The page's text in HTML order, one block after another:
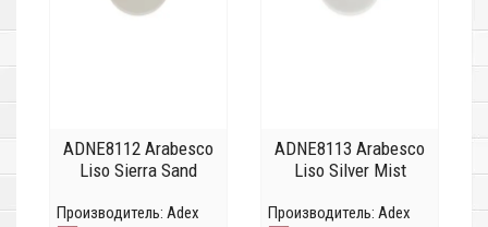
ADNE8112 Arabesco
Liso Sierra Sand
Производитель: Adex
ADNE8113 Arabesco
Liso Silver Mist
Производитель: Adex